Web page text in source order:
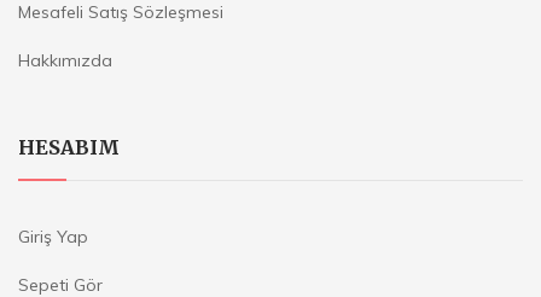
Mesafeli Satış Sözleşmesi
Hakkımızda
HESABIM
Giriş Yap
Sepeti Gör